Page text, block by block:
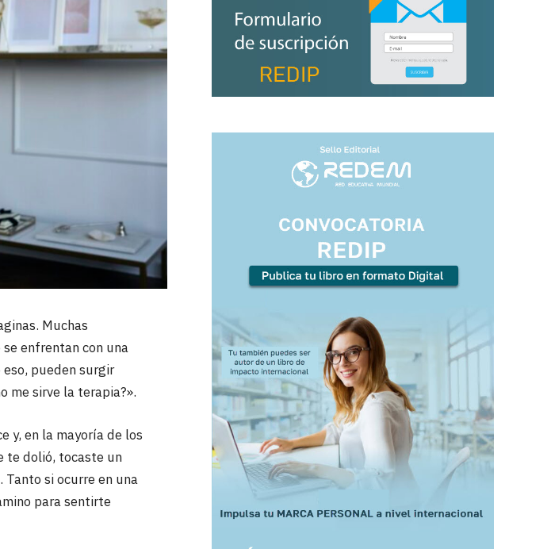
Muchas
enfrentan con una
pueden surgir
me sirve la terapia?».
y, en la mayoría de los
te dolió, tocaste un
si ocurre en una
para sentirte